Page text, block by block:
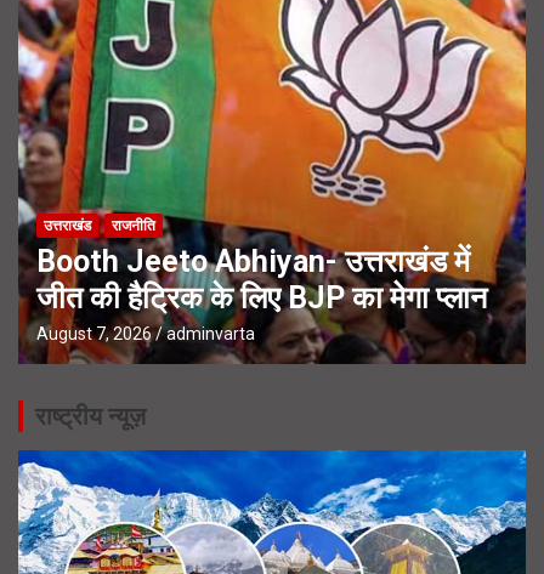
उत्तराखंड राजनीति
Booth Jeeto Abhiyan- उत्तराखंड में
जीत की हैट्रिक के लिए BJP का मेगा प्लान
August 7, 2026 adminvarta
राष्ट्रीय न्यूज़